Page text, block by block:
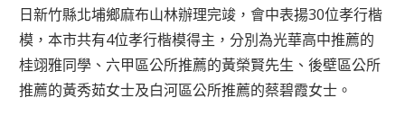
日新竹縣北埔鄉麻布山林辦理完竣，會中表揚30位孝行楷
模，本市共有4位孝行楷模得主，分別為光華高中推薦的
桂翊雅同學、六甲區公所推薦的黃榮賢先生、後壁區公所
推薦的黃秀茹女士及白河區公所推薦的蔡碧霞女士。